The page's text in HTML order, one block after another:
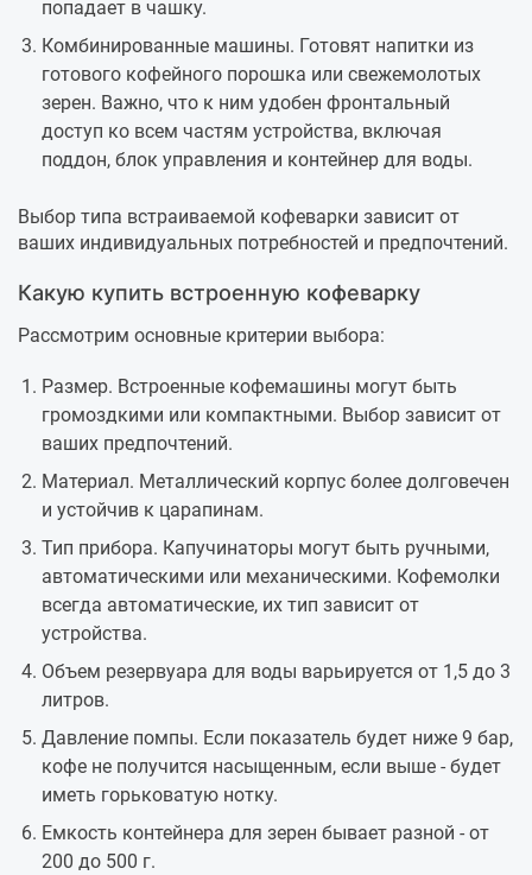
попадает в чашку.
Комбинированные машины. Готовят напитки из
готового кофейного порошка или свежемолотых
зерен. Важно, что к ним удобен фронтальный
доступ ко всем частям устройства, включая
поддон, блок управления и контейнер для воды.
Выбор типа встраиваемой кофеварки зависит от
ваших индивидуальных потребностей и предпочтений.
Какую купить встроенную кофеварку
Рассмотрим основные критерии выбора:
Размер. Встроенные кофемашины могут быть
громоздкими или компактными. Выбор зависит от
ваших предпочтений.
Материал. Металлический корпус более долговечен
и устойчив к царапинам.
Тип прибора. Капучинаторы могут быть ручными,
автоматическими или механическими. Кофемолки
всегда автоматические, их тип зависит от
устройства.
Объем резервуара для воды варьируется от 1,5 до 3
литров.
Давление помпы. Если показатель будет ниже 9 бар,
кофе не получится насыщенным, если выше - будет
иметь горьковатую нотку.
Емкость контейнера для зерен бывает разной - от
200 до 500 г.